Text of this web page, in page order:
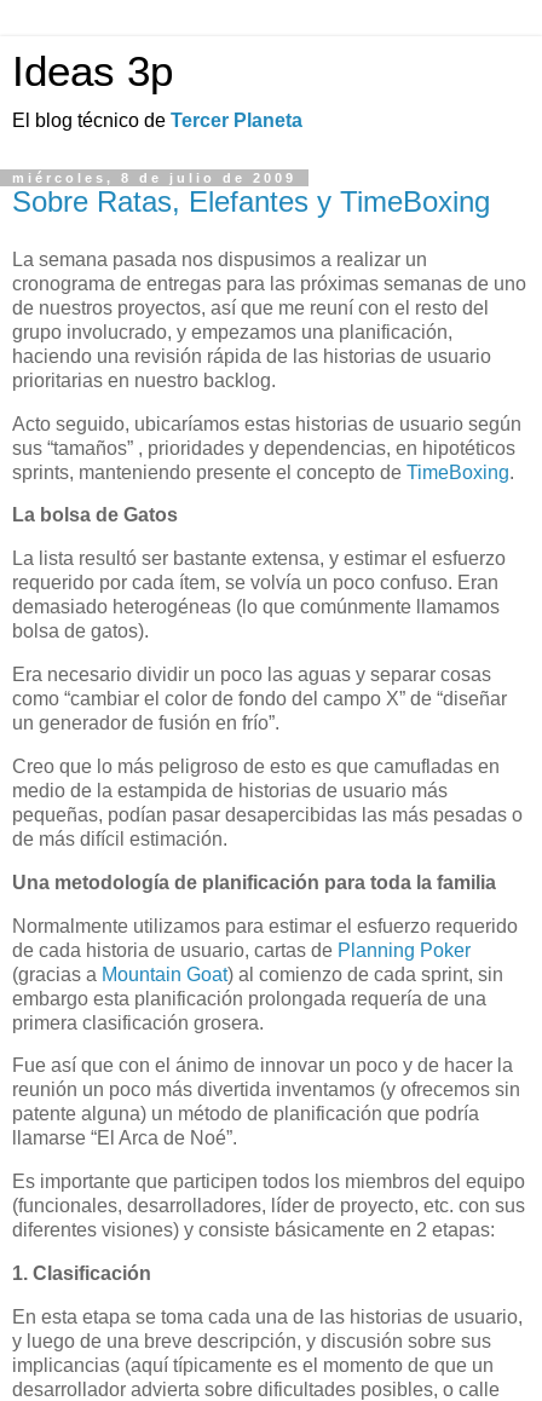
Ideas 3p
El blog técnico de Tercer Planeta
miércoles, 8 de julio de 2009
Sobre Ratas, Elefantes y TimeBoxing
La semana pasada nos dispusimos a realizar un
cronograma de entregas para las próximas semanas de uno
de nuestros proyectos, así que me reuní con el resto del
grupo involucrado, y empezamos una planificación,
haciendo una revisión rápida de las historias de usuario
prioritarias en nuestro backlog.
Acto seguido, ubicaríamos estas historias de usuario según
sus “tamaños” , prioridades y dependencias, en hipotéticos
sprints, manteniendo presente el concepto de TimeBoxing.
La bolsa de Gatos
La lista resultó ser bastante extensa, y estimar el esfuerzo
requerido por cada ítem, se volvía un poco confuso. Eran
demasiado heterogéneas (lo que comúnmente llamamos
bolsa de gatos).
Era necesario dividir un poco las aguas y separar cosas
como “cambiar el color de fondo del campo X” de “diseñar
un generador de fusión en frío”.
Creo que lo más peligroso de esto es que camufladas en
medio de la estampida de historias de usuario más
pequeñas, podían pasar desapercibidas las más pesadas o
de más difícil estimación.
Una metodología de planificación para toda la familia
Normalmente utilizamos para estimar el esfuerzo requerido
de cada historia de usuario, cartas de Planning Poker
(gracias a Mountain Goat) al comienzo de cada sprint, sin
embargo esta planificación prolongada requería de una
primera clasificación grosera.
Fue así que con el ánimo de innovar un poco y de hacer la
reunión un poco más divertida inventamos (y ofrecemos sin
patente alguna) un método de planificación que podría
llamarse “El Arca de Noé”.
Es importante que participen todos los miembros del equipo
(funcionales, desarrolladores, líder de proyecto, etc. con sus
diferentes visiones) y consiste básicamente en 2 etapas:
1. Clasificación
En esta etapa se toma cada una de las historias de usuario,
y luego de una breve descripción, y discusión sobre sus
implicancias (aquí típicamente es el momento de que un
desarrollador advierta sobre dificultades posibles, o calle